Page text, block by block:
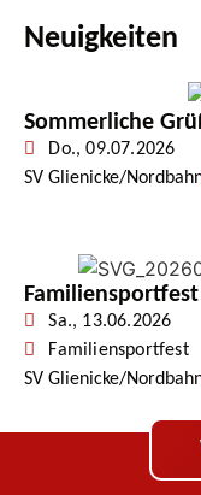
Neuigkeiten
Sommerliche
Do., 09.07.2026
SV Glienicke/
Sa., 13.06.2026
Familiensportfest
SV Glienicke/